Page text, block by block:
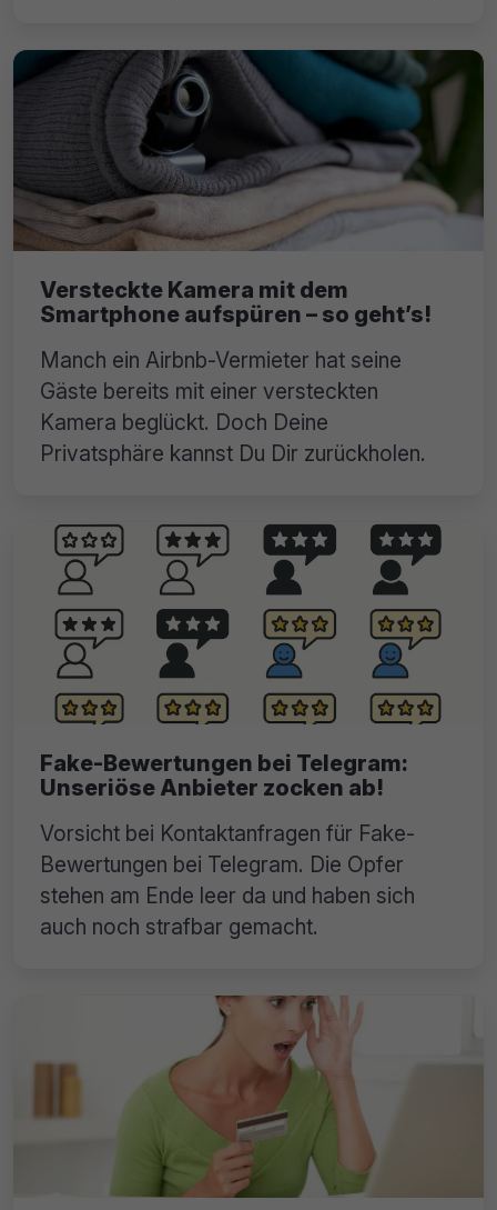
Versteckte Kamera mit dem
Smartphone aufspüren – so geht’s!
Manch ein Airbnb-Vermieter hat seine
Gäste bereits mit einer versteckten
Kamera beglückt. Doch Deine
Privatsphäre kannst Du Dir zurückholen.
Fake-Bewertungen bei Telegram:
Unseriöse Anbieter zocken ab!
Vorsicht bei Kontaktanfragen für Fake-
Bewertungen bei Telegram. Die Opfer
stehen am Ende leer da und haben sich
auch noch strafbar gemacht.